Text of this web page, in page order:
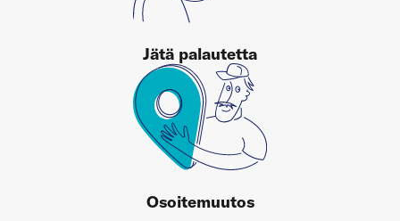
Jätä palautetta
Osoitemuutos